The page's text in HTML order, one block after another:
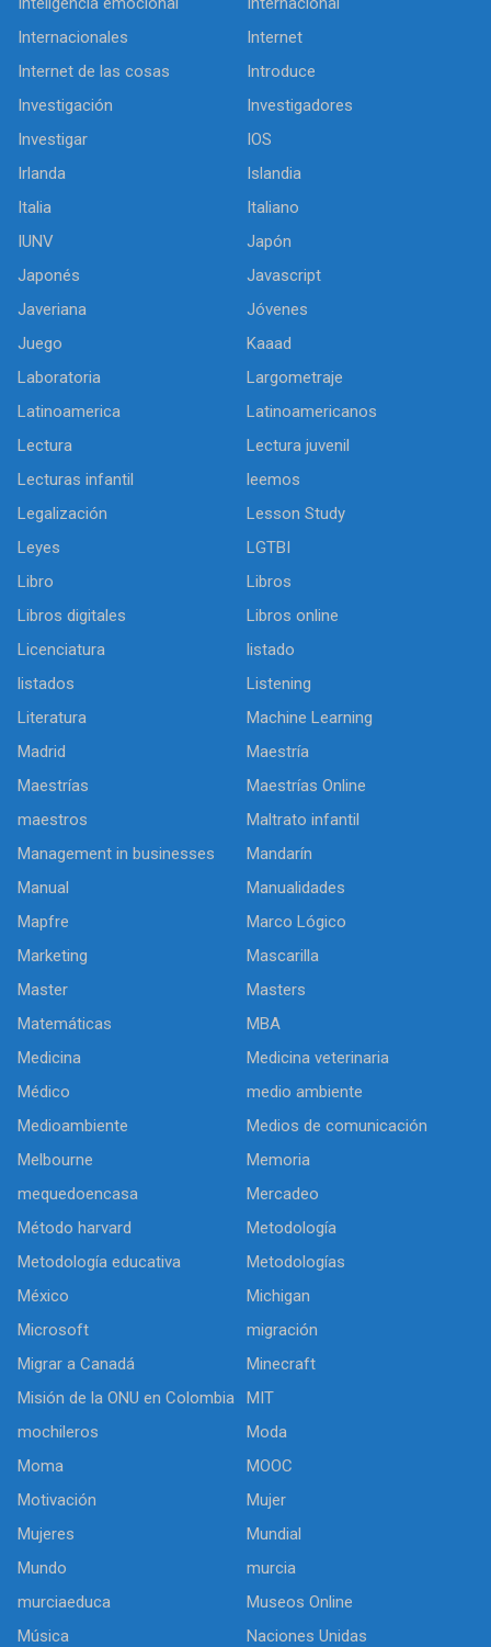
Internacionales
Internet
Internet de las cosas
Introduce
Investigación
Investigadores
Investigar
IOS
Irlanda
Islandia
Italia
Italiano
IUNV
Japón
Japonés
Javascript
Javeriana
Jóvenes
Juego
Kaaad
Laboratoria
Largometraje
Latinoamerica
Latinoamericanos
Lectura
Lectura juvenil
Lecturas infantil
leemos
Legalización
Lesson Study
Leyes
LGTBI
Libro
Libros
Libros digitales
Libros online
Licenciatura
listado
listados
Listening
Literatura
Machine Learning
Madrid
Maestría
Maestrías
Maestrías Online
maestros
Maltrato infantil
Management in businesses
Mandarín
Manual
Manualidades
Mapfre
Marco Lógico
Marketing
Mascarilla
Master
Masters
Matemáticas
MBA
Medicina
Medicina veterinaria
Médico
medio ambiente
Medioambiente
Medios de comunicación
Melbourne
Memoria
mequedoencasa
Mercadeo
Método harvard
Metodología
Metodología educativa
Metodologías
México
Michigan
Microsoft
migración
Migrar a Canadá
Minecraft
Misión de la ONU en Colombia
MIT
mochileros
Moda
Moma
MOOC
Motivación
Mujer
Mujeres
Mundial
Mundo
murcia
murciaeduca
Museos Online
Música
Naciones Unidas